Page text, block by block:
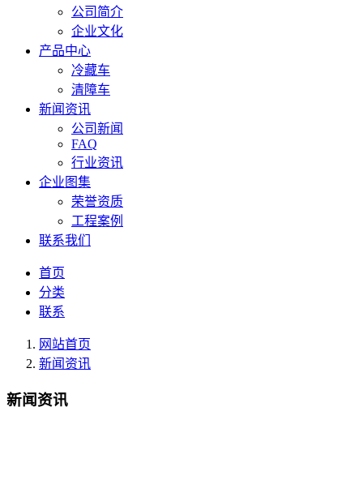
公司简介
企业文化
产品中心
冷藏车
清障车
新闻资讯
公司新闻
FAQ
行业资讯
企业图集
荣誉资质
工程案例
联系我们
首页
分类
联系
网站首页
新闻资讯
新闻资讯